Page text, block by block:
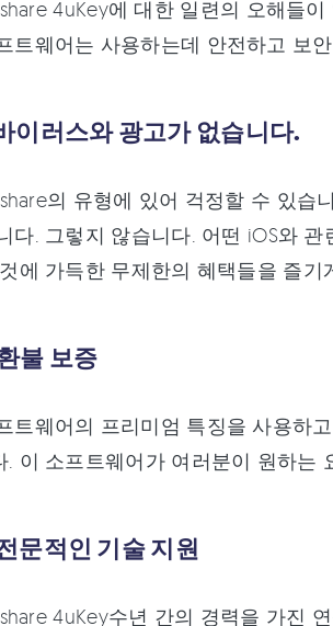
4uKey에 대한 일련의 오해들
트웨어는 사용하는데 안전하고 보
이러스와 광고가 없습니다.
의 유형에 있어 걱정할 수 있습
다. 그렇지 않습니다. 어떤 iOS와
에 가득한 무제한의 혜택들을 즐기
불 보증
트웨어의 프리미엄 특징을 사용하
. 이 소프트웨어가 여러분이 원하는
문적인 기술 지원
4uKey수년 간의 경력을 가진